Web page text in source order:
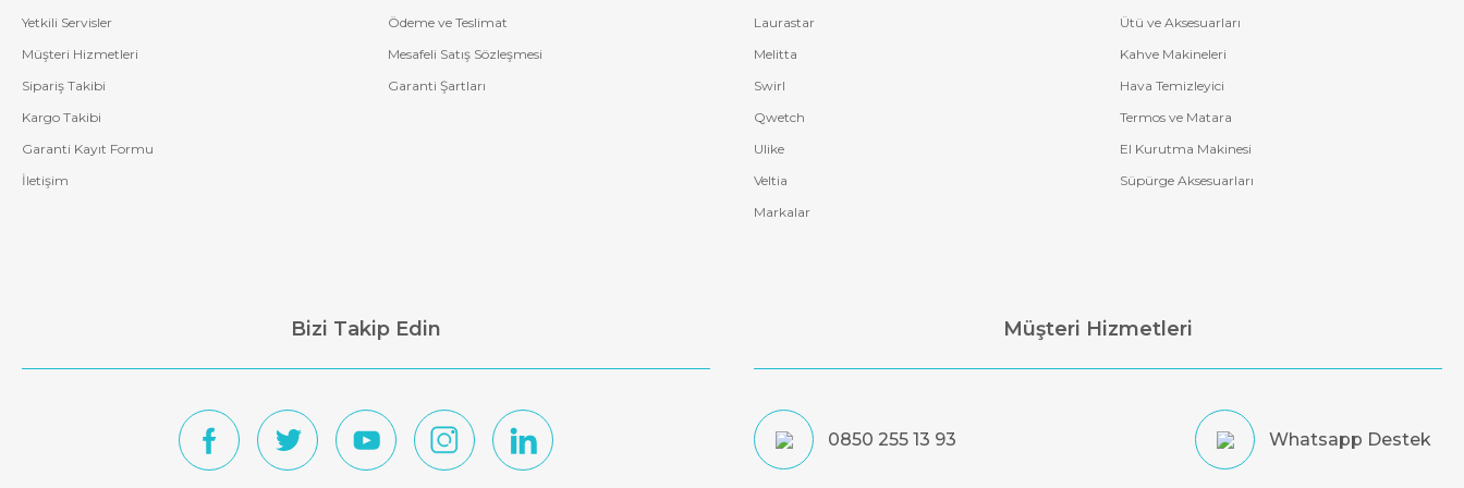
Yetkili Servisler
Müşteri Hizmetleri
Sipariş Takibi
Kargo Takibi
Garanti Kayıt Formu
İletişim
Ödeme ve Teslimat
Mesafeli Satış Sözleşmesi
Garanti Şartları
Laurastar
Melitta
Swirl
Qwetch
Ulike
Veltia
Markalar
Ütü ve Aksesuarları
Kahve Makineleri
Hava Temizleyici
Termos ve Matara
El Kurutma Makinesi
Süpürge Aksesuarları
Bizi Takip Edin Müşteri Hizmetleri
0850 255 13 93 Whatsapp Destek